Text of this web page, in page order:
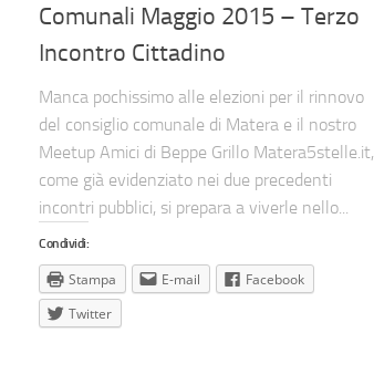
Comunali Maggio 2015 – Terzo
Incontro Cittadino
Manca pochissimo alle elezioni per il rinnovo
del consiglio comunale di Matera e il nostro
Meetup Amici di Beppe Grillo Matera5stelle.it,
come già evidenziato nei due precedenti
incontri pubblici, si prepara a viverle nello...
Condividi:
Stampa E-mail
Facebook
Twitter